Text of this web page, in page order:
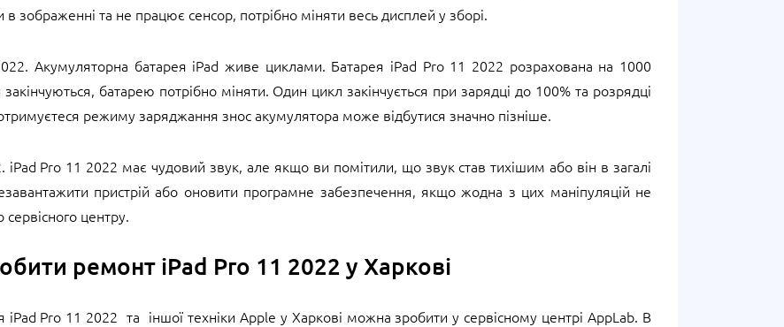
зображенні та не працює сенсор, потрібно міняти весь дисплей у зборі.
Акумуляторна батарея iPad живе циклами. Батарея iPad Pro 11 2022 розрахована на 1000
батарею потрібно міняти. Один цикл закінчується при зарядці до 100% та розрядці
режиму заряджання знос акумулятора може відбутися значно пізніше.
iPad Pro 11 2022 має чудовий звук, але якщо ви помітили, що звук став тихішим або він в загалі
пристрій або оновити програмне забезпечення, якщо жодна з цих маніпуляцій не
центру.
ремонт iPad Pro 11 2022 у Харкові
iPad Pro 11 2022 та іншої техніки Apple у Харкові можна зробити у сервісному центрі AppLab. В